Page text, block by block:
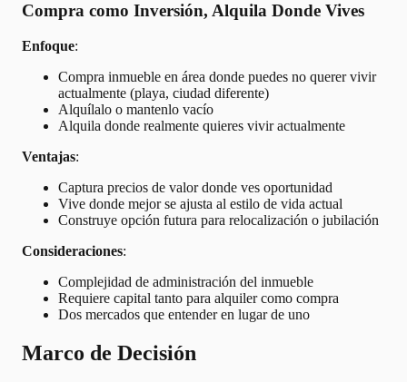
Compra como Inversión, Alquila Donde Vives
Enfoque:
Compra inmueble en área donde puedes no querer vivir
actualmente (playa, ciudad diferente)
Alquílalo o mantenlo vacío
Alquila donde realmente quieres vivir actualmente
Ventajas:
Captura precios de valor donde ves oportunidad
Vive donde mejor se ajusta al estilo de vida actual
Construye opción futura para relocalización o jubilación
Consideraciones:
Complejidad de administración del inmueble
Requiere capital tanto para alquiler como compra
Dos mercados que entender en lugar de uno
Marco de Decisión